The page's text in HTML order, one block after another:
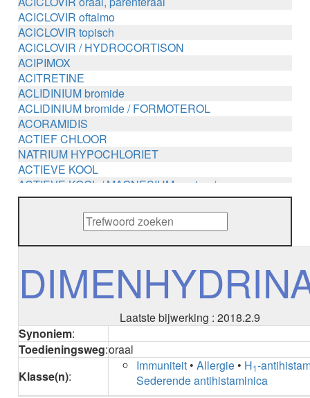
ACICLOVIR oftalmo
ACICLOVIR topisch
ACICLOVIR / HYDROCORTISON
ACIPIMOX
ACITRETINE
ACLIDINIUM bromide
ACLIDINIUM bromide / FORMOTEROL
ACORAMIDIS
ACTIEF CHLOOR
NATRIUM HYPOCHLORIET
ACTIEVE KOOL
ACTIEVE KOOL / MAGNESIUM zouten /
METHENAMINE
ADALIMUMAB
ADAPALEEN
ADAPALEEN / BENZOYLPEROXIDE
ADENOSINE
AESCINE
AFLIBERCEPT intravitreaal
AFLIBERCEPT parenteraal
AGALSIDASE bèta
Laatste bijwerking : 2018.2.9
Synoniem:
Toedieningsweg:oraal
Klasse(n):
Immuniteit •Allergie • H1-
Sederende antihistaminica